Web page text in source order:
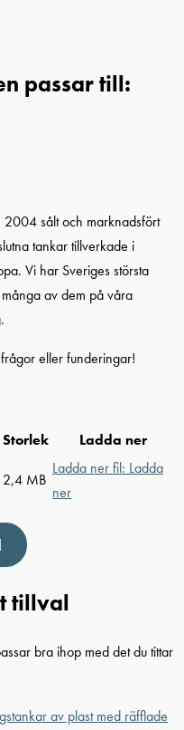
passar till:
2004 sålt och marknadsfört
tankar tillverkade i
Vi har Sveriges största
av dem på våra
eller funderingar!
Storlek
Ladda ner
2,4 MB
Ladda ner fil: Ladda
ner
tillval
bra ihop med det du tittar